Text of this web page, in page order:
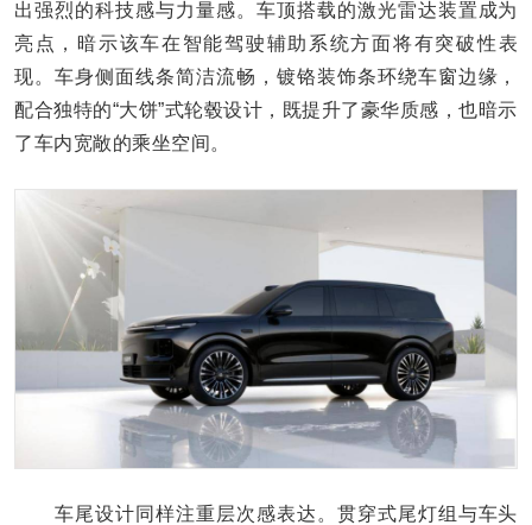
出强烈的科技感与力量感。车顶搭载的激光雷达装置成为
亮点，暗示该车在智能驾驶辅助系统方面将有突破性表
现。车身侧面线条简洁流畅，镀铬装饰条环绕车窗边缘，
配合独特的“大饼”式轮毂设计，既提升了豪华质感，也暗示
了车内宽敞的乘坐空间。
车尾设计同样注重层次感表达。贯穿式尾灯组与车头